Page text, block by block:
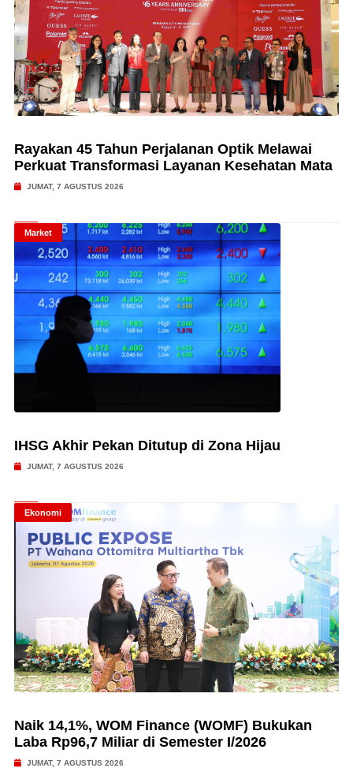
Rayakan 45 Tahun Perjalanan Optik Melawai
Perkuat Transformasi Layanan Kesehatan Mata
JUMAT, 7 AGUSTUS 2026
Market
IHSG Akhir Pekan Ditutup di Zona Hijau
JUMAT, 7 AGUSTUS 2026
Ekonomi
Naik 14,1%, WOM Finance (WOMF) Bukukan
Laba Rp96,7 Miliar di Semester I/2026
JUMAT, 7 AGUSTUS 2026